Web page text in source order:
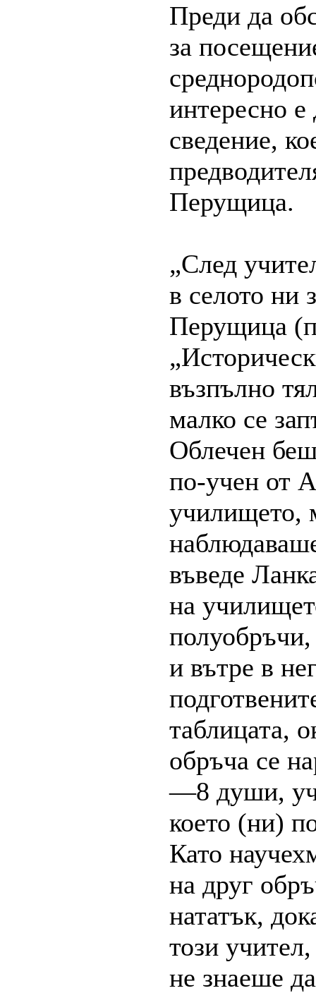
Преди да
за
интересно
сведение,
Перущица.
„След
в селото ни
Перущица
възпълно
малко се
Облечен
по-учен от
училището,
въведе
на
полуобръчи,
и вътре в
таблицата,
обръча се
—8 души,
което (ни)
Като
на друг
нататък,
този
не знаеше